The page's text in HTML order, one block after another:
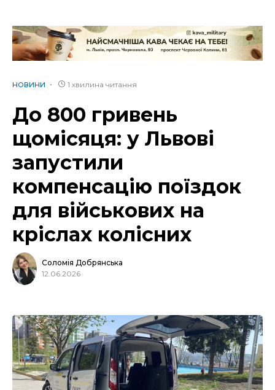
НОВИНИ 1 хвилина читання
До 800 гривень
щомісяця: у Львові
запустили
компенсацію поїздок
для військових на
кріслах колісних
Соломія Добрянська
12.06.2026